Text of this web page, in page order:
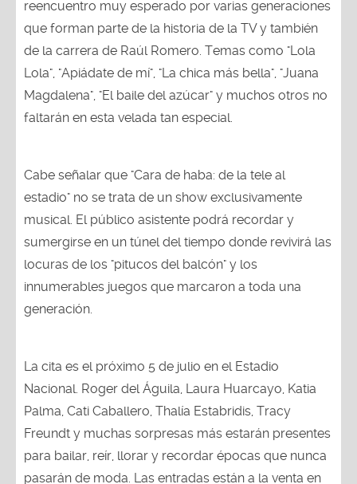
reencuentro muy esperado por varias generaciones
que forman parte de la historia de la TV y también
de la carrera de Raúl Romero. Temas como "Lola
Lola", "Apiádate de mí", "La chica más bella", "Juana
Magdalena", "El baile del azúcar" y muchos otros no
faltarán en esta velada tan especial.
Cabe señalar que "Cara de haba: de la tele al
estadio" no se trata de un show exclusivamente
musical. El público asistente podrá recordar y
sumergirse en un túnel del tiempo donde revivirá las
locuras de los "pitucos del balcón" y los
innumerables juegos que marcaron a toda una
generación.
La cita es el próximo 5 de julio en el Estadio
Nacional. Roger del Águila, Laura Huarcayo, Katia
Palma, Cati Caballero, Thalía Estabridis, Tracy
Freundt y muchas sorpresas más estarán presentes
para bailar, reír, llorar y recordar épocas que nunca
pasarán de moda. Las entradas están a la venta en